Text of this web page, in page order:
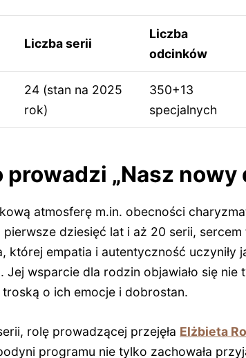
Liczba serii
Liczba
odcinków
24 (stan na 2025
rok)
350+13
specjalnych
„Nasz nowy
atmosferę m.in. obecności
dziesięć lat i aż 20 serii, sercem
której empatia i autentyczność uczyniły
wsparcie dla rodzin objawiało się
o ich emocje i dobrostan.
rolę prowadzącej przejęła Elżbieta
programu nie tylko zachowała